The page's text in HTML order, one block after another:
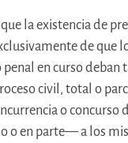
la existencia de
de que
en curso deban
civil, total o
o concurso
o en parte— a los